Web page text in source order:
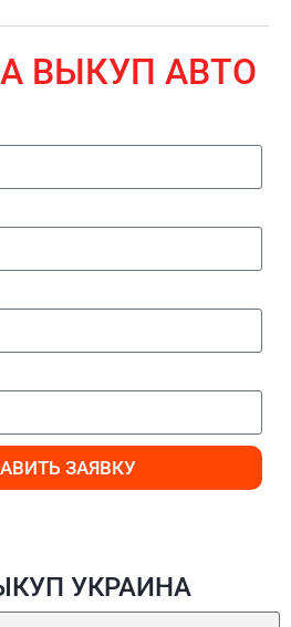
ВЫКУП АВТО
ЗАЯВКУ
УКРАИНА